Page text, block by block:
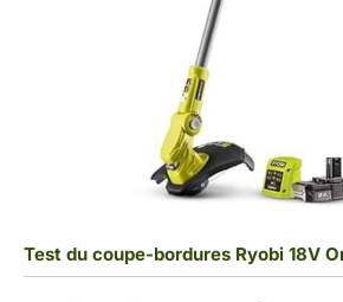
Test du coupe-bordures Ryobi 18V